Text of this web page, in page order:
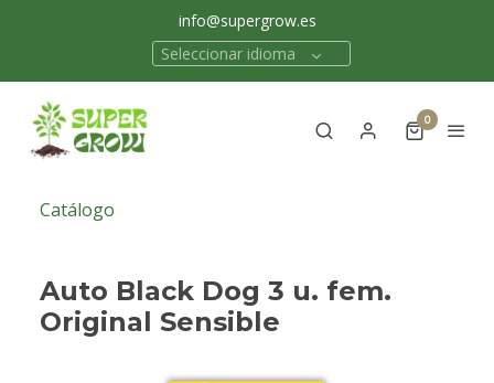
info@supergrow.es
Seleccionar idioma
0
Catálogo
Auto Black Dog 3 u. fem.
Original Sensible